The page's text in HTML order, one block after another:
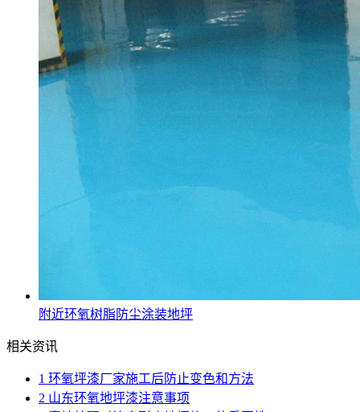
附近环氧树脂防尘涂装地坪
相关资讯
1 环氧坪漆厂家施工后防止变色和方法
2 山东环氧地坪漆注意事项